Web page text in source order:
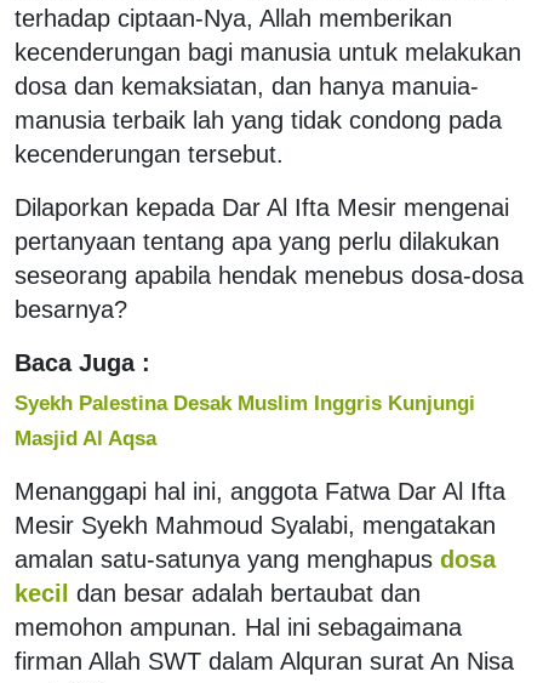
terhadap ciptaan-Nya, Allah memberikan
kecenderungan bagi manusia untuk melakukan
dosa dan kemaksiatan, dan hanya manuia-
manusia terbaik lah yang tidak condong pada
kecenderungan tersebut.
Dilaporkan kepada Dar Al Ifta Mesir mengenai
pertanyaan tentang apa yang perlu dilakukan
seseorang apabila hendak menebus dosa-dosa
besarnya?
Baca Juga :
Syekh Palestina Desak Muslim Inggris Kunjungi
Masjid Al Aqsa
Menanggapi hal ini, anggota Fatwa Dar Al Ifta
Mesir Syekh Mahmoud Syalabi, mengatakan
amalan satu-satunya yang menghapus dosa
kecil dan besar adalah bertaubat dan
memohon ampunan. Hal ini sebagaimana
firman Allah SWT dalam Alquran surat An Nisa